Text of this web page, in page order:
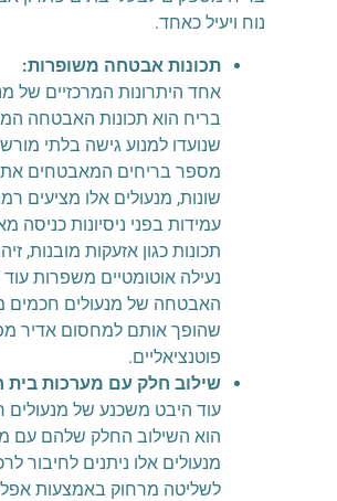
נוח ויעיל כאחד.
תכונות אבטחה משופרות:
אחד היתרונות המרכזיים של
בריח הוא תכונות האבטחה
שנועדו למנוע גישה בלתי
מספר בריחים המאבטחים את
שונות, מנעולים אלו מציעים
עמידות בפני ניסיונות כניסה
תכונות כגון אזעקות מובנות,
נעילה אוטומטיים משפרות עוד
האבטחה של מנעולים חכמים
שהופך אותם למחסום אדיר
פוטנציאליים.
שילוב חלק עם מערכות בית
עוד היבט משכנע של מנעולים
הוא השילוב החלק שלהם עם
מנעולים אלו ניתנים לחיבור
לשליטה מרחוק באמצעות